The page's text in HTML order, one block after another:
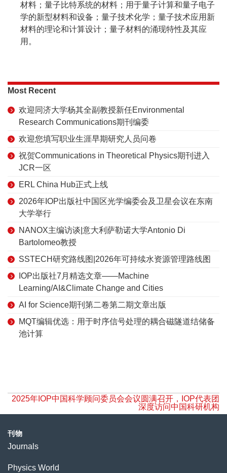
材料；量子比特系统的材料；用于量子计算和量子电子
学的新型材料和设备；量子技术化学；量子技术应用新
材料的理论和计算设计；量子材料的涌现特性及其应
用。
Most Recent
欢迎同济大学杨其全副教授新任Environmental
Research Communications期刊编委
欢迎您填写职业生涯早期研究人员问卷
祝贺Communications in Theoretical Physics期刊进入
JCR一区
ERL China Hub正式上线
2026年IOP出版社中国区光学编委会及卫星会议在东南
大学举行
NANOX主编访谈|意大利萨勒诺大学Antonio Di
Bartolomeo教授
SSTECH研究路线图|2026年可持续水资源管理路线图
IOP出版社7月精选文章——Machine
Learning/AI&Climate Change and Cities
AI for Science期刊第二卷第二期文章出版
MQT编辑优选：用于时序信号处理的耦合磁隧道结储备
池计算
2025年IOP中国科学顾问委员会会议圆满召开，IOP代表团
深度访问中国科研机构
刊物
Journals
Physics World